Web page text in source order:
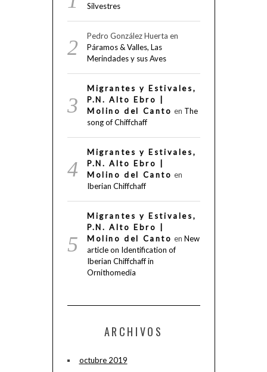
Silvestres
Pedro González Huerta en
Páramos & Valles, Las
Merindades y sus Aves
Migrantes y Estivales,
P.N. Alto Ebro |
Molino del Canto en The
song of Chiffchaff
Migrantes y Estivales,
P.N. Alto Ebro |
Molino del Canto en
Iberian Chiffchaff
Migrantes y Estivales,
P.N. Alto Ebro |
Molino del Canto en New
article on Identification of
Iberian Chiffchaff in
Ornithomedia
ARCHIVOS
octubre 2019